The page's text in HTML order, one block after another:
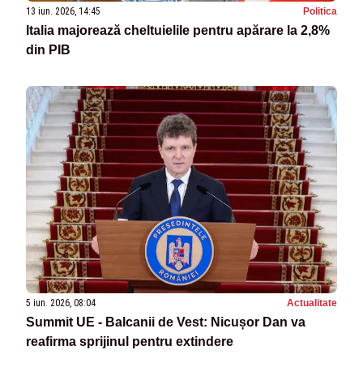
13 iun. 2026, 14:45 Politica
Italia majorează cheltuielile pentru apărare la 2,8%
din PIB
5 iun. 2026, 08:04 Actualitate
Summit UE - Balcanii de Vest: Nicușor Dan va
reafirma sprijinul pentru extindere